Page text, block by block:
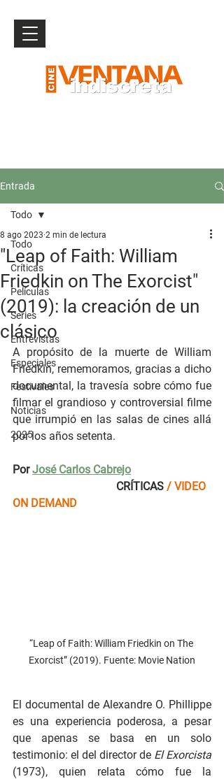
Entrada
Todo
Críticas
Películas
Series
Entrevistas
Especiales
Festivales
Noticias
2025
Todo
"Leap of Faith: William
Friedkin on The Exorcist"
(2019): la creación de un
clásico
8 ago 2023 2 min de lectura
A propósito de la muerte de William
Friedkin, rememoramos, gracias a dicho
documental, la travesía sobre cómo fue
filmar el grandioso y controversial filme
que irrumpió en las salas de cines allá
por los años setenta.
Por José Carlos Cabrejo
CRÍTICAS / VIDEO
ON DEMAND
“Leap of Faith: William Friedkin on The
Exorcist” (2019). Fuente: Movie Nation
El documental de Alexandre O. Phillippe
es una experiencia poderosa, a pesar
que apenas se basa en un solo
testimonio: el del director de El Exorcista
(1973), quien relata cómo fue la